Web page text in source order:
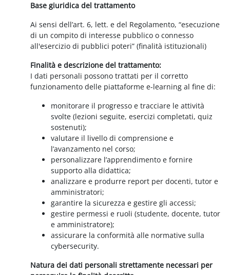
Base giuridica del trattamento
Ai sensi dell’art. 6, lett. e del Regolamento, “esecuzione
di un compito di interesse pubblico o connesso
all'esercizio di pubblici poteri” (finalità istituzionali)
Finalità e descrizione del trattamento:
I dati personali possono trattati per il corretto
funzionamento delle piattaforme e-learning al fine di:
monitorare il progresso e tracciare le attività
svolte (lezioni seguite, esercizi completati, quiz
sostenuti);
valutare il livello di comprensione e
l’avanzamento nel corso;
personalizzare l’apprendimento e fornire
supporto alla didattica;
analizzare e produrre report per docenti, tutor e
amministratori;
garantire la sicurezza e gestire gli accessi;
gestire permessi e ruoli (studente, docente, tutor
e amministratore);
assicurare la conformità alle normative sulla
cybersecurity.
Natura dei dati personali strettamente necessari per